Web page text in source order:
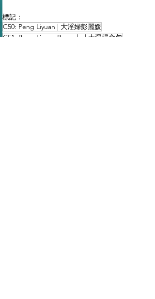
標記：
C50: Peng Liyuan | 大淫婦彭麗媛
C51: Peng Liyuan Remarks | 大淫婦金句